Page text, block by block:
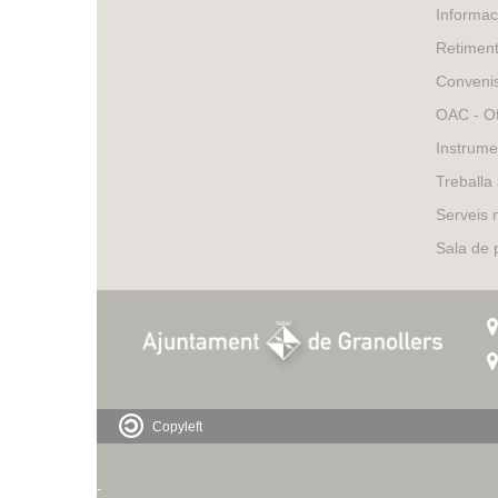
OAC -
Treballa
Serveis
Sala de
Copyleft
-